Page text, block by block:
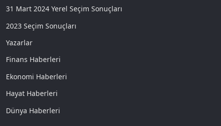
31 Mart 2024 Yerel Seçim Sonuçları
2023 Seçim Sonuçları
Yazarlar
Finans Haberleri
Ekonomi Haberleri
Hayat Haberleri
Dünya Haberleri